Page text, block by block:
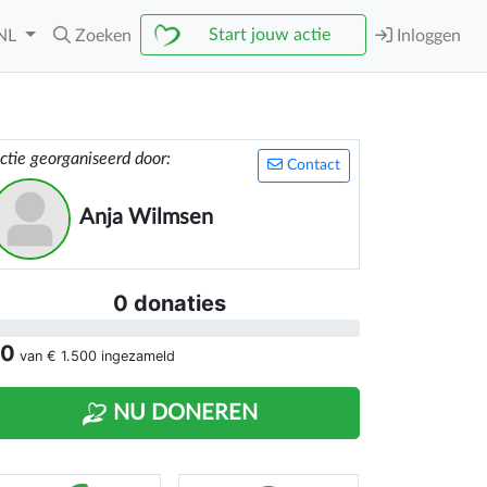
Zoeken Start jouw actie Inloggen
Contact
georganiseerd door:
Anja Wilmsen
0 donaties
van € 1.500 ingezameld
NU DONEREN